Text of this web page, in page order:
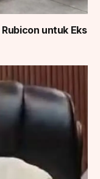
untuk Eks